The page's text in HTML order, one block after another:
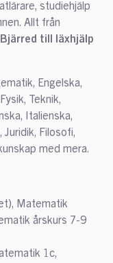
studiehjälp
Allt från
till läxhjälp
Engelska,
Teknik,
Italienska,
Juridik, Filosofi,
med mera.
Matematik
årskurs 7-9
1c,